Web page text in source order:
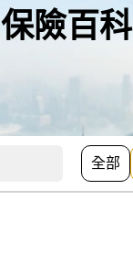
保險百科
全部